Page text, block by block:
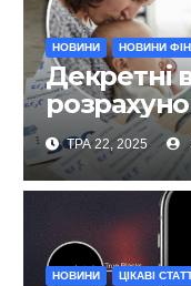
НОВИНИ НОВИНИ
Декретні
ТРА 22, 2025
НОВИНИ ЦІКАВІ